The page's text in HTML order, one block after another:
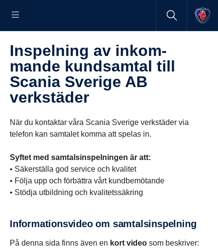
Inspel­ning av inkom­
mande kundsamtal till
Scania Sverige AB
verkstäder
När du kontaktar våra Scania Sverige verkstäder via
telefon kan samtalet komma att spelas in.
Syftet med samtalsinspelningen är att:
• Säkerställa god service och kvalitet
• Följa upp och förbättra vårt kundbemötande
• Stödja utbildning och kvalitetssäkring
Infor­ma­tions­video om samtals­in­spel­ning
På denna sida finns även en kort video som beskriver: